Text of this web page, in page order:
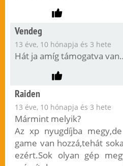
Vendeg
13 éve, 10 hónapja és 3 hete
Hát ja amíg támogatva
Raiden
13 éve, 10 hónapja és 3 hete
Mármint melyik?
Az xp nyugdíjba
game van hozzá,tehát
ezért.Sok olyan gép